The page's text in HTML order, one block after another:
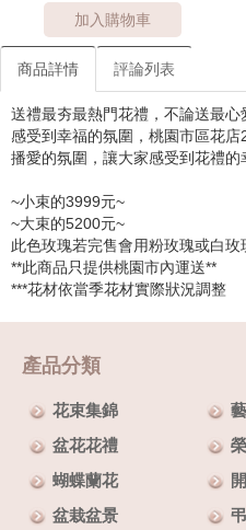
加入購物車
商品詳情 評論列表
送禮最夯最熱門花禮，不論送最
感受到幸福的氛圍，桃園市區花
播愛的氛圍，讓大家感受到花禮的
~小束的3999元~
~大束的5200元~
此色玫瑰若完售會用粉玫瑰或白玫
**此商品只提供桃園市內運送**
***花材依當季花材實際狀況調整
產品分類
花束集錦
盆花花禮
蝴蝶蘭花
盆栽盆景